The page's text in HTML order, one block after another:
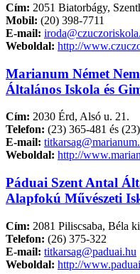
Cím: 2051 Biatorbágy,
Mobil: (20) 398-7711
E-mail:
Weboldal: http://
Marianum Német
Általános Iskola és
Cím: 2030 Érd, Alsó u. 21.
Telefon: (23) 365-481 és
E-mail:
Weboldal: http://
Páduai Szent Antal
Alapfokú Művészeti
Cím: 2081 Piliscsaba, Béla
Telefon: (26) 375-322
E-mail: titkarsag@paduai.hu
Weboldal: http://